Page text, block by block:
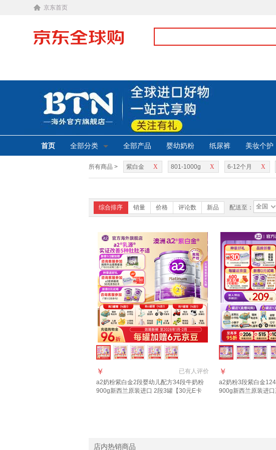
京东首页
首页 全部分类 全部产品 婴幼奶粉 纸尿裤 美妆个护
所有商品 > X
紫白金 X
801-1000g X
6-12个月
综合排序 销量 价格 评论数 新品 配送至： 全国
已有人评价
￥
a2奶粉紫白金2段婴幼儿配方34段牛奶粉
900g新西兰原装进口 2段3罐【30元E卡
￥
a2奶粉3段紫白金
900g新西兰原装进
店内热销商品